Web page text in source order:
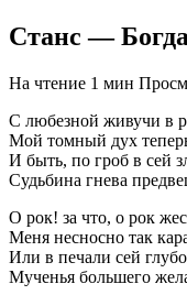
Станс —
На чтение 1 мин
С любезной живучи в
Мой томный дух
И быть, по гроб в сей
Судьбина гнева
О рок! за что, о рок
Меня несносно так
Или в печали сей
Мученья большего